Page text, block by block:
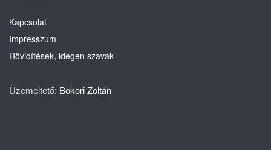
Kapcsolat
Impresszum
Rövidítések, idegen szavak
Üzemeltető: Bokori Zoltán